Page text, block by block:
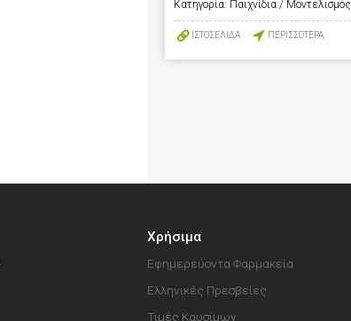
Κατηγορία: Παιχνίδια / Μοντελισμός
ΙΣΤΟΣΕΛΙΔΑ ΠΕΡΙΣΣΟΤΕΡΑ
Χρήσιμα
Εφημερεύοντα Φαρμακεία
Ελληνικές Πρεσβείες
Τιμές Καυσίμων